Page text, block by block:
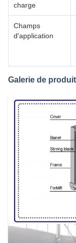
charge
Champs
d'application
Galerie de